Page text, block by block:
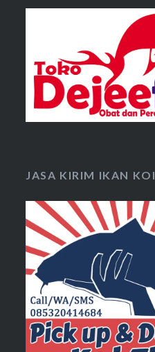
JASA KIRIM IKAN KOI